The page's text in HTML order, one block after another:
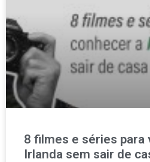
8 filmes e séries para
Irlanda sem sair de